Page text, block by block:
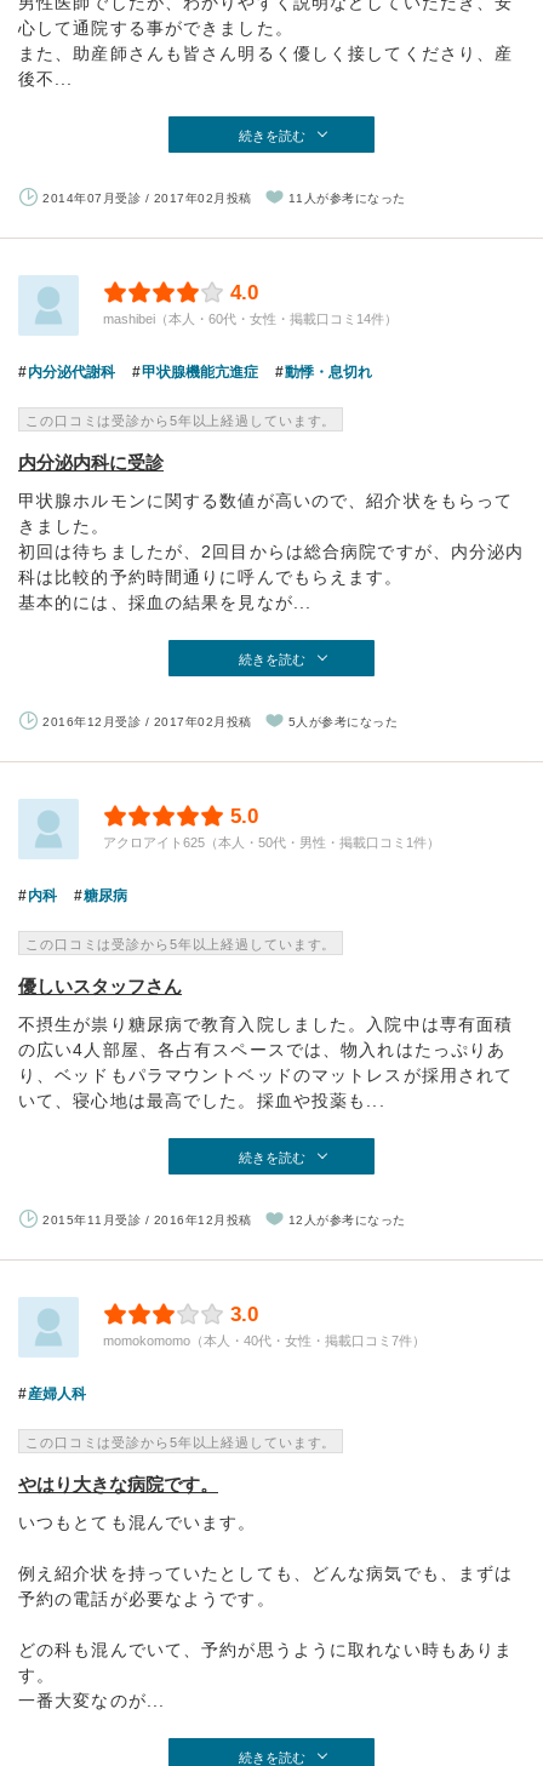
心して通院する事ができました。
また、助産師さんも皆さん明るく優しく接してくださり、産
後不...
続きを読む
2014年07月受診 / 2017年02月投稿 11人が参考になった
4.0
mashibei（本人・60代・女性・掲載口コミ14件）
内分泌代謝科 甲状腺機能亢進症 動悸・息切れ
この口コミは受診から5年以上経過しています。
内分泌内科に受診
甲状腺ホルモンに関する数値が高いので、紹介状をもらって
きました。
初回は待ちましたが、2回目からは総合病院ですが、内分泌内
科は比較的予約時間通りに呼んでもらえます。
基本的には、採血の結果を見なが...
続きを読む
2016年12月受診 / 2017年02月投稿 5人が参考になった
5.0
アクロアイト625（本人・50代・男性・掲載口コミ1件）
内科 糖尿病
この口コミは受診から5年以上経過しています。
優しいスタッフさん
不摂生が祟り糖尿病で教育入院しました。入院中は専有面積
の広い4人部屋、各占有スペースでは、物入れはたっぷりあ
り、ベッドもパラマウントベッドのマットレスが採用されて
いて、寝心地は最高でした。採血や投薬も...
続きを読む
2015年11月受診 / 2016年12月投稿 12人が参考になった
3.0
momokomomo（本人・40代・女性・掲載口コミ7件）
産婦人科
この口コミは受診から5年以上経過しています。
やはり大きな病院です。
いつもとても混んでいます。
例え紹介状を持っていたとしても、どんな病気でも、まずは
予約の電話が必要なようです。
どの科も混んでいて、予約が思うように取れない時もありま
す。
一番大変なのが...
続きを読む